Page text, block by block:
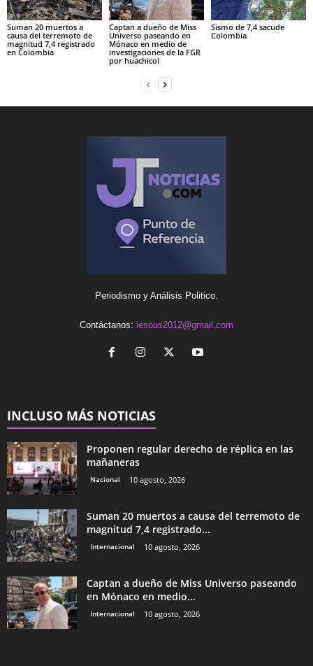
Suman 20 muertos a
causa del terremoto de
magnitud 7,4 registrado
en Colombia
Captan a dueño de Miss
Universo paseando en
Mónaco en medio de
investigaciones de la FGR
por huachicol
Sismo de 7,4 sacude
Colombia
Periodismo y Análisis Politico.
Contáctanos: iesous2012@gmail.com
INCLUSO MÁS NOTICIAS
Proponen regular derecho de réplica en las
mañaneras
Nacional 10 agosto, 2026
Suman 20 muertos a causa del terremoto de
magnitud 7,4 registrado...
Internacional 10 agosto, 2026
Captan a dueño de Miss Universo paseando
en Mónaco en medio...
Internacional 10 agosto, 2026